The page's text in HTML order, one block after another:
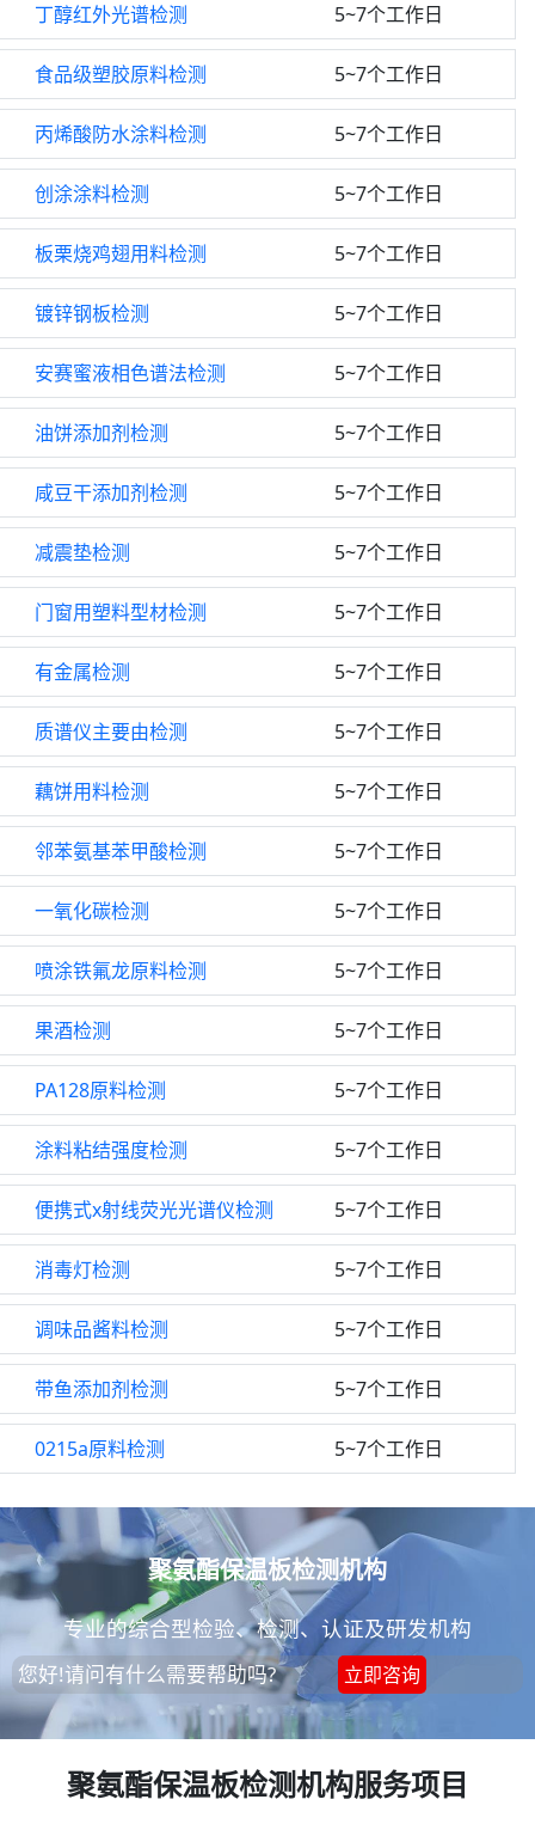
丁醇红外光谱检测 5~7个工作日
食品级塑胶原料检测 5~7个工作日
丙烯酸防水涂料检测 5~7个工作日
创涂涂料检测 5~7个工作日
板栗烧鸡翅用料检测 5~7个工作日
镀锌钢板检测 5~7个工作日
安赛蜜液相色谱法检测 5~7个工作日
油饼添加剂检测 5~7个工作日
咸豆干添加剂检测 5~7个工作日
减震垫检测 5~7个工作日
门窗用塑料型材检测 5~7个工作日
有金属检测 5~7个工作日
质谱仪主要由检测 5~7个工作日
藕饼用料检测 5~7个工作日
邻苯氨基苯甲酸检测 5~7个工作日
一氧化碳检测 5~7个工作日
喷涂铁氟龙原料检测 5~7个工作日
果酒检测 5~7个工作日
PA128原料检测 5~7个工作日
涂料粘结强度检测 5~7个工作日
便携式x射线荧光光谱仪检测 5~7个工作日
消毒灯检测 5~7个工作日
调味品酱料检测 5~7个工作日
带鱼添加剂检测 5~7个工作日
0215a原料检测 5~7个工作日
聚氨酯保温板检测机构
专业的综合型检验、检测、认证及研发机构
您好!请问有什么需要帮助吗? 立即咨询
聚氨酯保温板检测机构服务项目